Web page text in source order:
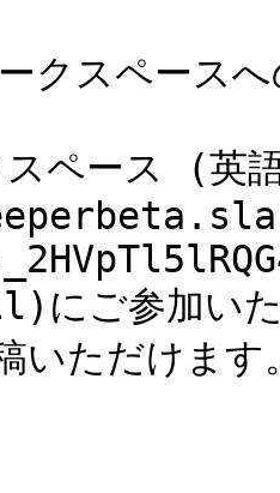
クスペースへ
スペース (英
ご参加いた
いただけま